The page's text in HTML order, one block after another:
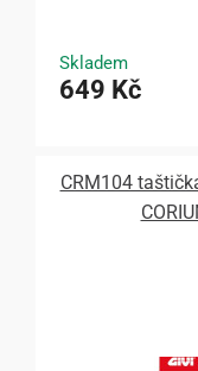
Skladem
649 Kč
CRM104